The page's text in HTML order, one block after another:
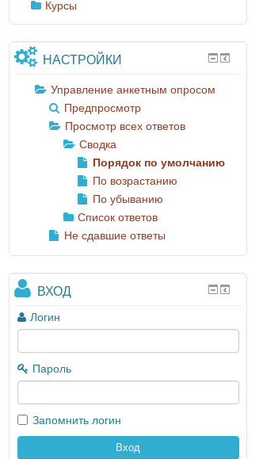
Курсы
НАСТРОЙКИ
Управление анкетным опросом
Предпросмотр
Просмотр всех ответов
Сводка
Порядок по умолчанию
По возрастанию
По убыванию
Список ответов
Не сдавшие ответы
ВХОД
Логин
Пароль
Запомнить логин